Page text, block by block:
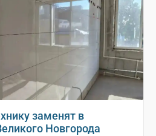
заменят в
Новгорода